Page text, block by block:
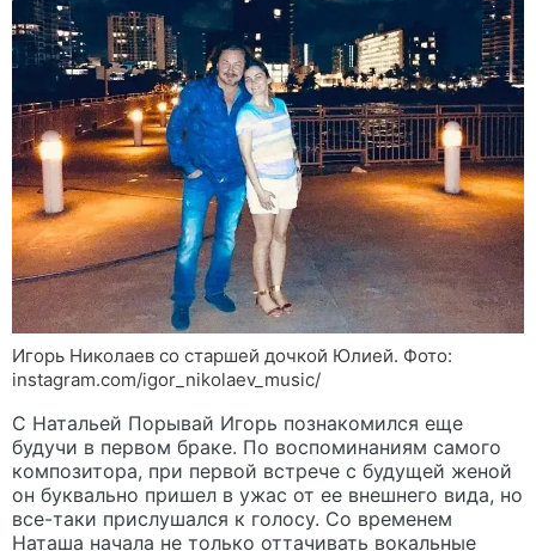
Игорь Николаев со старшей дочкой Юлией. Фото:
instagram.com/igor_nikolaev_music/
С Натальей Порывай Игорь познакомился еще
будучи в первом браке. По воспоминаниям самого
композитора, при первой встрече с будущей женой
он буквально пришел в ужас от ее внешнего вида, но
все-таки прислушался к голосу. Со временем
Наташа начала не только оттачивать вокальные